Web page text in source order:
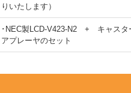
りいたします）
･NEC製LCD-V423-N2 + キャス
アプレーヤのセット